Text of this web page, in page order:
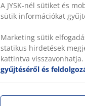
A JYSK-nél sütiket és
sütik információkat
Marketing sütik
statikus hirdetések
kattintva
gyűjtéséről és